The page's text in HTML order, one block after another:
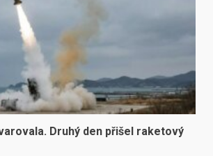
Druhý den přišel raketový